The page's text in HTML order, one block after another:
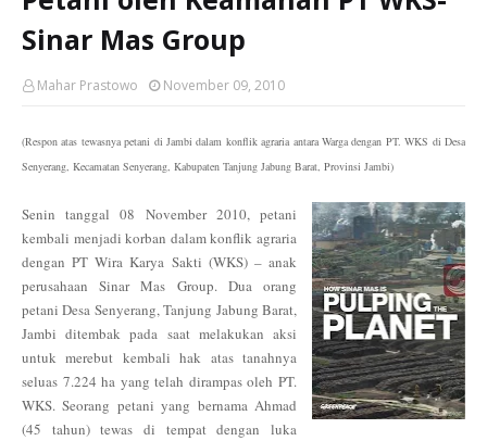
Sinar Mas Group
Mahar Prastowo November 09, 2010
(Respon atas tewasnya petani di Jambi dalam konflik agraria antara Warga dengan PT. WKS di Desa
Senyerang, Kecamatan Senyerang, Kabupaten Tanjung Jabung Barat, Provinsi Jambi)
Senin tanggal 08 November 2010, petani
kembali menjadi korban dalam konflik agraria
dengan PT Wira Karya Sakti (WKS) – anak
perusahaan Sinar Mas Group. Dua orang
petani Desa Senyerang, Tanjung Jabung Barat,
Jambi ditembak pada saat melakukan aksi
untuk merebut kembali hak atas tanahnya
seluas 7.224 ha yang telah dirampas oleh PT.
WKS. Seorang petani yang bernama Ahmad
(45 tahun) tewas di tempat dengan luka